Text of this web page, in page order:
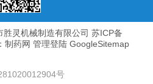
灵机械制造有限公司 苏ICP备
制药网 管理登陆 GoogleSitemap
号